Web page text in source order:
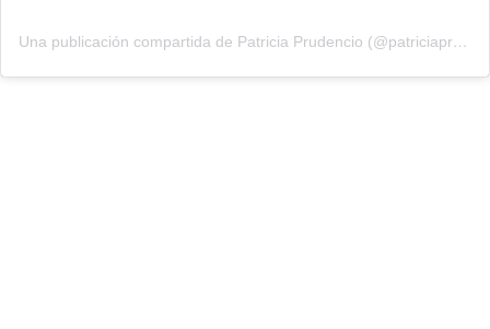
Una publicación compartida de Patricia Prudencio (@patriciaprudencio98)